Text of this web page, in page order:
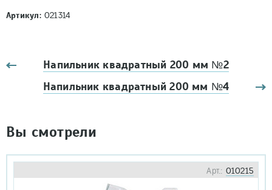
Артикул:021314
Напильник квадратный 200 мм №2
Напильник квадратный 200 мм №4
Вы смотрели
Арт.: 010215